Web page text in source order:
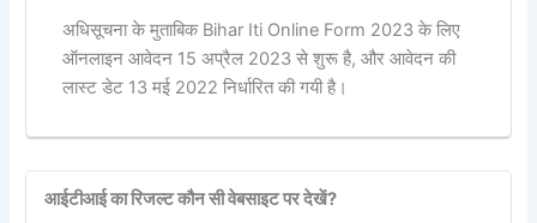
अधिसूचना के मुताबिक Bihar Iti Online Form 2023 के लिए
ऑनलाइन आवेदन 15 अप्रैल 2023 से शुरू है, और आवेदन की
लास्ट डेट 13 मई 2022 निर्धारित की गयी है।
आईटीआई का रिजल्ट कौन सी वेबसाइट पर देखें?